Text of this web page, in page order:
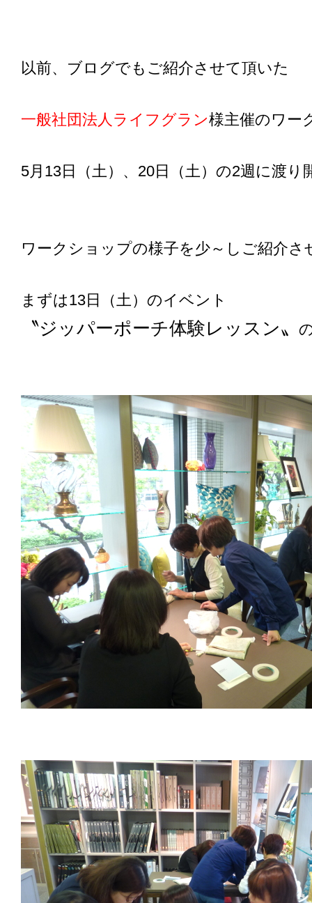
以前、ブログでもご紹介させて頂いた
一般社団法人ライフグラン様主催のワー
5月13日（土）、20日（土）の2週に渡り
ワークショップの様子を少～しご紹介
まずは13日（土）のイベント
〝ジッパーポーチ体験レッスン〟